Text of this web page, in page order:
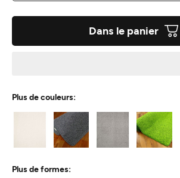
Dans le panier
Plus de couleurs:
Plus de formes: